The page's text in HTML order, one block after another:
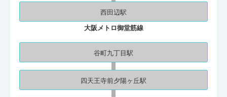
西田辺駅
大阪メトロ御堂筋線
谷町九丁目駅
四天王寺前夕陽ヶ丘駅